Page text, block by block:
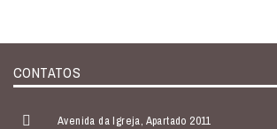
CONTATOS
Avenida da Igreja, Apartado 2011